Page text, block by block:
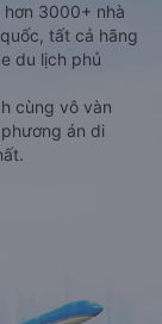
3000+ nhà
tất cả hãng
du lịch phủ
cùng vô vàn
án di